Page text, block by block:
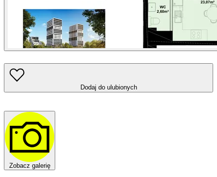
Dodaj do ulubionych
Zobacz galerię